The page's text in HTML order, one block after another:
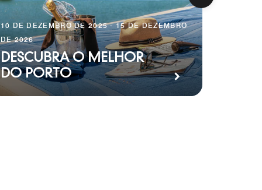
10 DE DEZEMBRO DE 2025 - 15 DE DEZEMBRO
DE 2026
DESCUBRA O MELHOR
DO PORTO